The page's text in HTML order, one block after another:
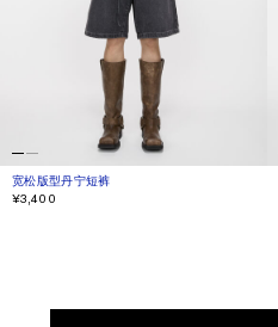
宽松版型丹宁短裤
当前颜色： 黑色
價格：¥3,400。
¥3,400